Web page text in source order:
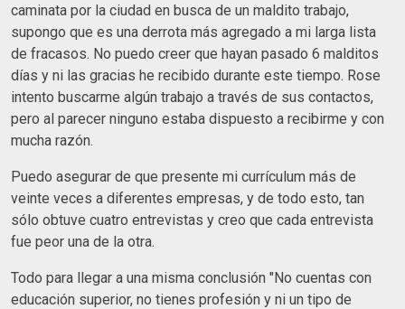
caminata por la ciudad en busca de un maldito trabajo,
supongo que es una derrota más agregado a mi larga lista
de fracasos. No puedo creer que hayan pasado 6 malditos
días y ni las gracias he recibido durante este tiempo. Rose
intento buscarme algún trabajo a través de sus contactos,
pero al parecer ninguno estaba dispuesto a recibirme y con
mucha razón.
Puedo asegurar de que presente mi currículum más de
veinte veces a diferentes empresas, y de todo esto, tan
sólo obtuve cuatro entrevistas y creo que cada entrevista
fue peor una de la otra.
Todo para llegar a una misma conclusión "No cuentas con
educación superior, no tienes profesión y ni un tipo de